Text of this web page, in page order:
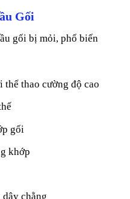
Gối
gối bị mỏi, phổ biến
thể thao cường độ cao
gối
khớp
chằng